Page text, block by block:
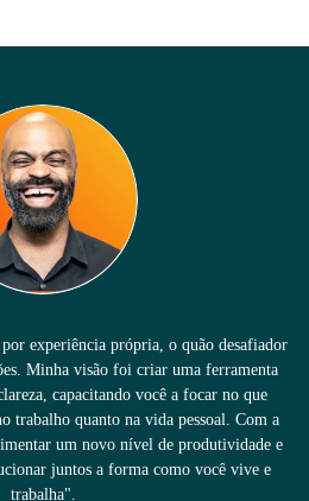
experiência própria, o quão desafiador
Minha visão foi criar uma ferramenta
capacitando você a focar no que
trabalho quanto na vida pessoal. Com a
um novo nível de produtividade e
juntos a forma como você vive e
trabalha".